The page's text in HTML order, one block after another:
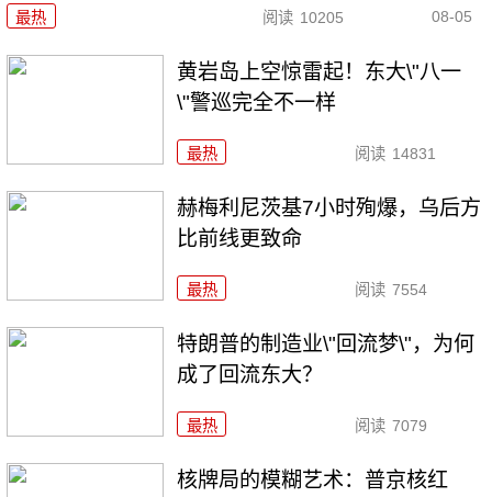
最热 阅读 10205 08-05
黄岩岛上空惊雷起！东大\"八一
\"警巡完全不一样
最热 阅读 14831
赫梅利尼茨基7小时殉爆，乌后方
比前线更致命
最热 阅读 7554
特朗普的制造业\"回流梦\"，为何
成了回流东大？
最热 阅读 7079
核牌局的模糊艺术：普京核红